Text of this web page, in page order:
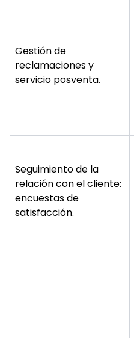
Gestión de
reclamaciones y
servicio posventa.
Seguimiento de la
relación con el cliente:
encuestas de
satisfacción.